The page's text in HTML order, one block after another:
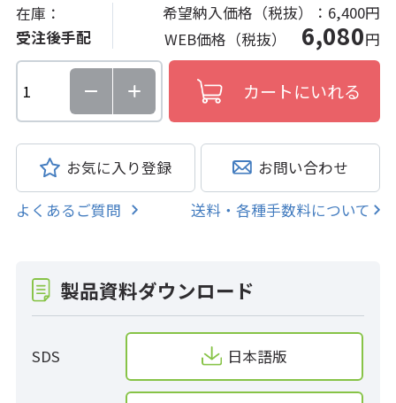
在庫：
受注後手配
希望納入価格（税抜）： 6,400円
WEB価格（税抜） 6,080円
お気に入り登録 お問い合わせ
よくあるご質問 送料・各種手数料について
製品資料ダウンロード
SDS 日本語版